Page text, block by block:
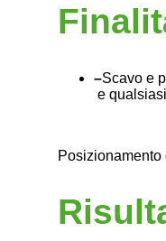
–Scavo e
e
Posizionamento